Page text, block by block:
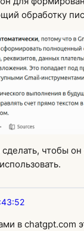
обработку
чтобы
в chatgpt.com